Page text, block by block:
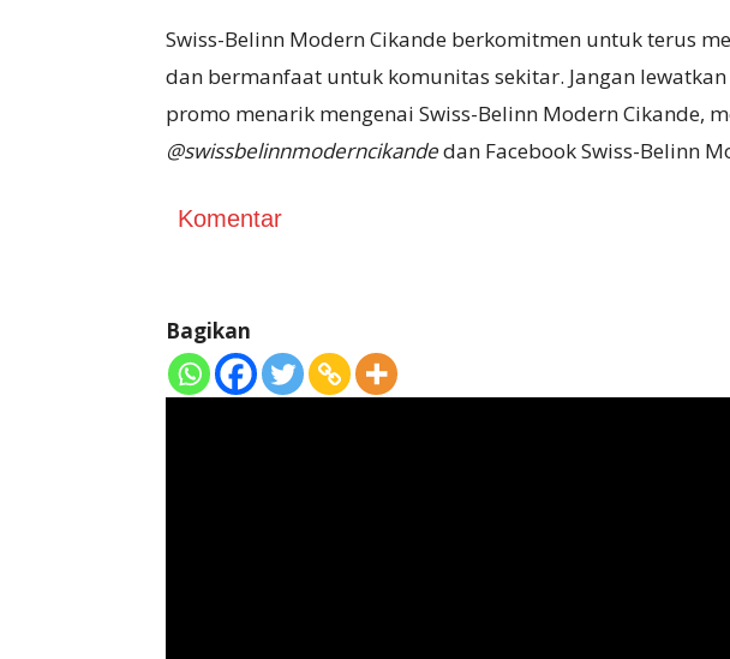
Swiss-Belinn Modern Cikande berkomitmen untuk terus
dan bermanfaat untuk komunitas sekitar. Jangan
promo menarik mengenai Swiss-Belinn Modern Cikande,
@swissbelinnmoderncikandedan Facebook Swiss-Belinn
Komentar
Bagikan